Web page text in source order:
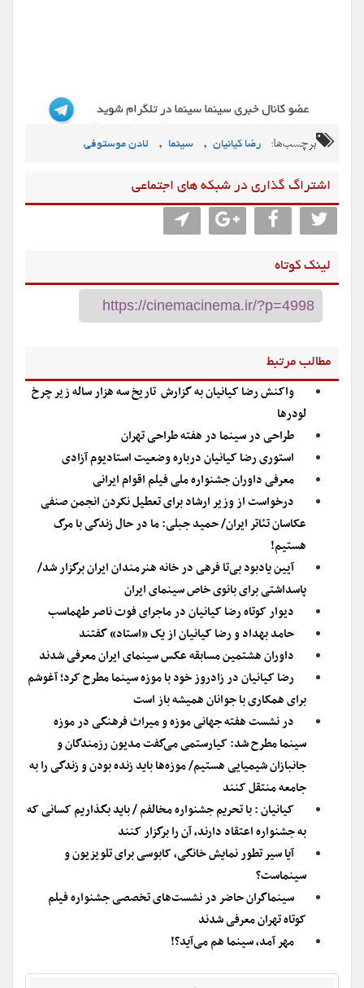
برچسب‌ها: رضا کیانیان , سینما , لادن موستوفی
اشتراگ گذاری در شبکه های اجتماعی
لینک کوتاه
مطالب مرتبط
واکنش رضا کیانیان به گزارش تاریخ سه هزار ساله زیر چرخ
لودرها
طراحی در سینما در هفته طراحی تهران
استوری رضا کیانیان درباره وضعیت استادیوم آزادی
معرفی داوران جشنواره ملی فیلم اقوام ایرانی
درخواست از وزیر ارشاد برای تعطیل نکردن انجمن صنفی
عکاسان تئاتر ایران/ حمید جبلی: ما در حال زندگی با مرگ
هستیم!
آیین یادبود بی‌تا فرهی در خانه هنرمندان ایران برگزار شد/
پاسداشتی برای بانوی خاص سینمای ایران
دیوار کوتاه رضا کیانیان در ماجرای فوت ناصر طهماسب
حامد بهداد و رضا کیانیان از یک «استاد» گفتند
داوران هشتمین مسابقه عکس سینمای ایران معرفی شدند
رضا کیانیان در زادروز خود با موزه سینما مطرح کرد؛ آغوشم
برای همکاری با جوانان همیشه باز است
در نشست هفته جهانی موزه و میراث فرهنگی در موزه
سینما مطرح شد: کیارستمی می‌گفت مدیون رزمندگان و
جانبازان شیمیایی هستیم/ موزه‌ها باید زنده بودن و زندگی را به
جامعه منتقل کنند
کیانیان : با تحریم جشنواره مخالفم / باید بگذاریم کسانی که
به جشنواره اعتقاد دارند، آن را برگزار کنند
آیا سیر تطور نمایش خانگی، کابوسی برای تلویزیون و
سینماست؟
سینماگران حاضر در نشست‌های تخصصی جشنواره فیلم
کوتاه تهران معرفی شدند
مهر آمد، سینما هم می‌آید؟!